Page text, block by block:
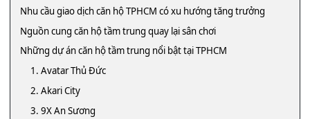
Nhu cầu giao dịch căn hộ TPHCM có xu hướng tăng trưởng
Nguồn cung căn hộ tầm trung quay lại sân chơi
Những dự án căn hộ tầm trung nổi bật tại TPHCM
1. Avatar Thủ Đức
2. Akari City
3. 9X An Sương